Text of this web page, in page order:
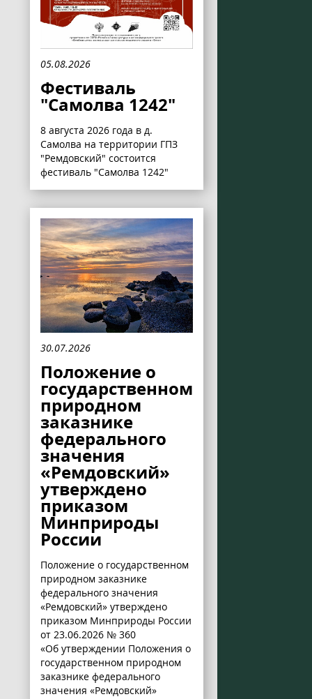
05.08.2026
Фестиваль
"Самолва 1242"
8 августа 2026 года в д.
Самолва на территории ГПЗ
"Ремдовский" состоится
фестиваль "Самолва 1242"
30.07.2026
Положение о
государственном
природном
заказнике
федерального
значения
«Ремдовский»
утверждено
приказом
Минприроды
России
Положение о государственном
природном заказнике
федерального значения
«Ремдовский» утверждено
приказом Минприроды России
от 23.06.2026 № 360
«Об утверждении Положения о
государственном природном
заказнике федерального
значения «Ремдовский»